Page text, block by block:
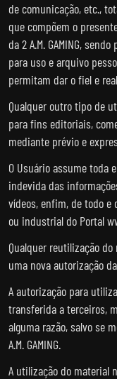
de comunicação, etc.,
que compõem o
da 2 A.M. GAMING,
para uso e arquivo
permitam dar o fiel e
Qualquer outro tipo de
para fins editoriais,
mediante prévio e
O Usuário assume toda
indevida das
vídeos, enfim, de todo
ou industrial do Portal
Qualquer reutilização
uma nova autorização da
A autorização para
transferida a terceiros,
alguma razão, salvo se
A.M. GAMING.
A utilização do material